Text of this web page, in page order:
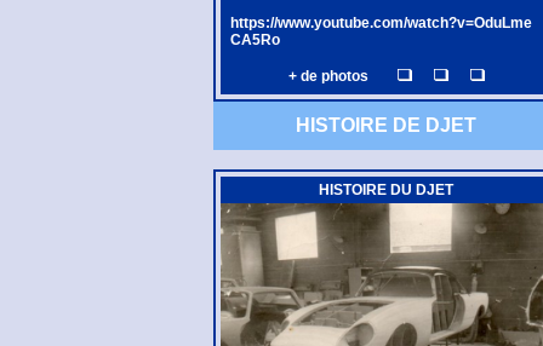
https://www.youtube.com/watch?v=OduLme
CA5Ro
+ de photos
HISTOIRE DE DJET
HISTOIRE DU DJET